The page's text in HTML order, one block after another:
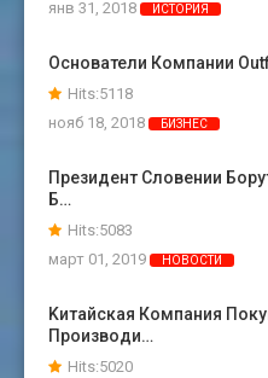
янв 31, 2018
ИСТОРИЯ
Основатели Компании
Hits:5118
нояб 18, 2018
БИЗНЕС
Президент Словении
Б…
Hits:5083
март 01, 2019
НОВОСТИ
Kитайская Компания
Производи…
Hits:5020